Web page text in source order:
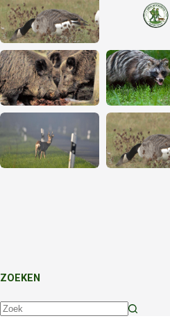
ZOEKEN